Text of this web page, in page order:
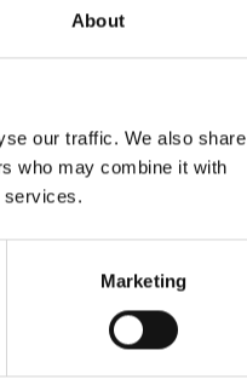
About
our traffic. We also share
who may combine it with
services.
Marketing